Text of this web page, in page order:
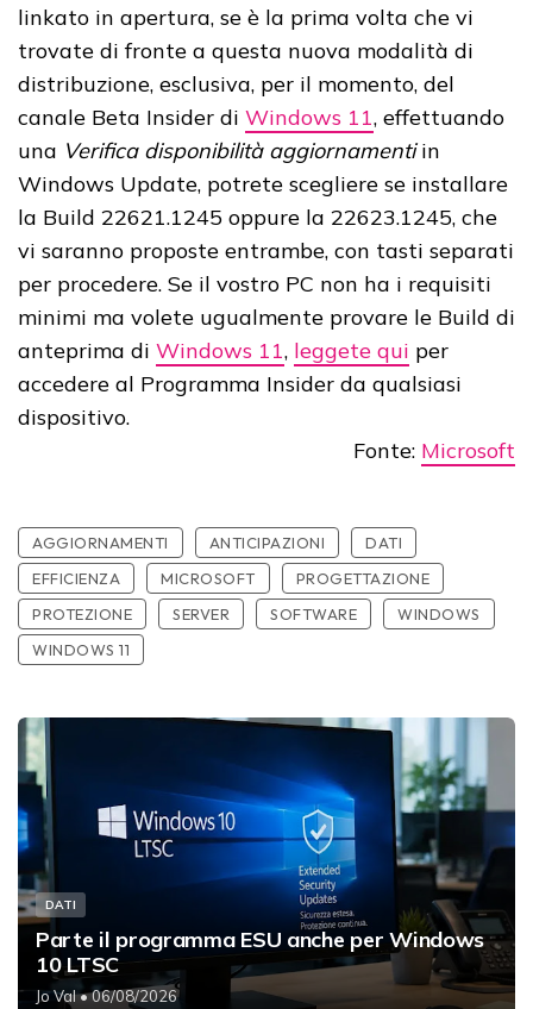
linkato in apertura, se è la prima volta che vi
trovate di fronte a questa nuova modalità di
distribuzione, esclusiva, per il momento, del
canale Beta Insider di Windows 11, effettuando
una Verifica disponibilità aggiornamentiin
Windows Update, potrete scegliere se installare
la Build 22621.1245 oppure la 22623.1245, che
vi saranno proposte entrambe, con tasti separati
per procedere. Se il vostro PC non ha i requisiti
minimi ma volete ugualmente provare le Build di
anteprima di Windows 11, leggete qui per
accedere al Programma Insider da qualsiasi
dispositivo.
Fonte: Microsoft
AGGIORNAMENTI ANTICIPAZIONI
DATI
EFFICIENZA
MICROSOFT
PROGETTAZIONE
PROTEZIONE
SERVER SOFTWARE
WINDOWS
WINDOWS 11
DATI
Parte il programma ESU anche per Windows
10 LTSC
Jo Val• 06/08/2026